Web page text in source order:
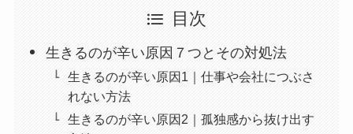
目次
生きるのが辛い原因７つとその対処法
生きるのが辛い原因1｜仕事や会社につぶさ
れない方法
生きるのが辛い原因2｜孤独感から抜け出す